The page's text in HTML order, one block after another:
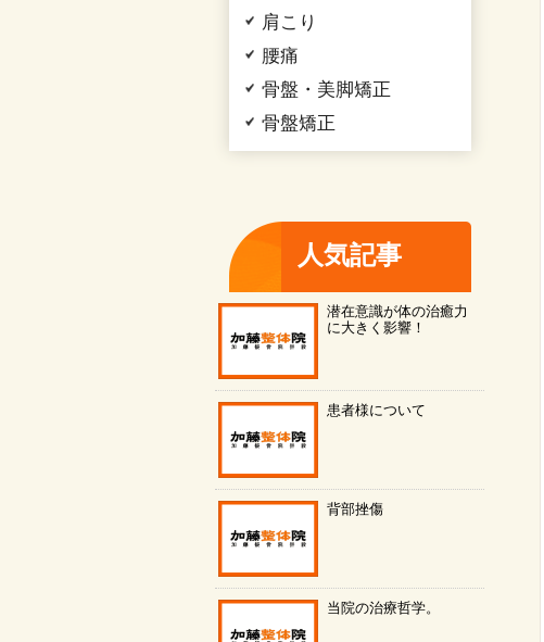
肩こり
腰痛
骨盤・美脚矯正
骨盤矯正
人気記事
潜在意識が体の治癒力
に大きく影響！
患者様について
背部挫傷
当院の治療哲学。